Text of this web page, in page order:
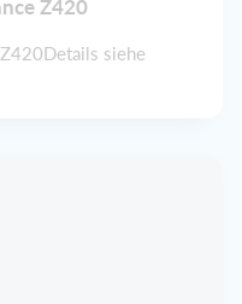
Z420
siehe